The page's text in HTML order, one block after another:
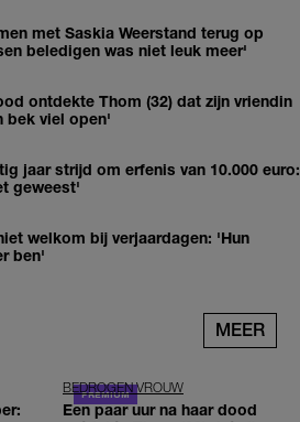
met Saskia Weerstand terug op
beledigen was niet leuk meer'
ontdekte Thom (32) dat zijn vriendin
bek viel open'
jaar strijd om erfenis van 10.000 euro:
geweest'
welkom bij verjaardagen: 'Hun
ben'
MEER
BEDROGEN VROUW
Een paar uur na haar dood